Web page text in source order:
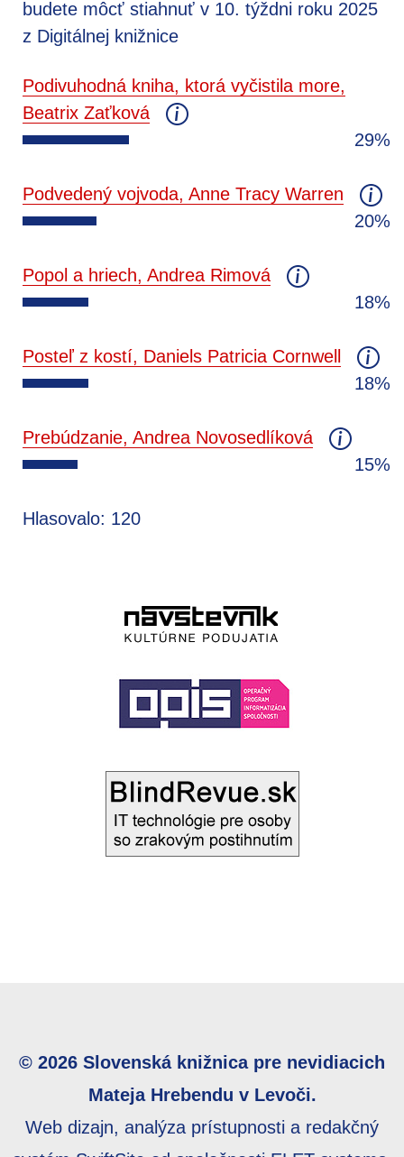
budete môcť stiahnuť v 10. týždni roku 2025
z Digitálnej knižnice
Podivuhodná kniha, ktorá vyčistila more,
Beatrix Zaťková
29%
Podvedený vojvoda, Anne Tracy Warren
20%
Popol a hriech, Andrea Rimová
18%
Posteľ z kostí, Daniels Patricia Cornwell
18%
Prebúdzanie, Andrea Novosedlíková
15%
Hlasovalo: 120
© 2026 Slovenská knižnica pre nevidiacich
Mateja Hrebendu v Levoči.
Web dizajn, analýza prístupnosti a redakčný